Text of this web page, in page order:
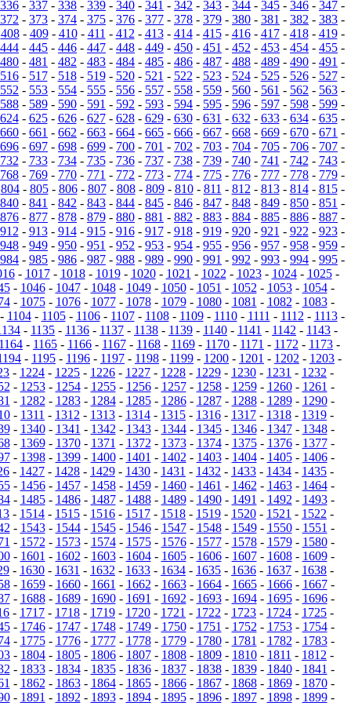
336 - 337 - 338 - 339 - 340 - 341 - 342 - 343 - 344 - 345 - 346 - 347 -
372 - 373 - 374 - 375 - 376 - 377 - 378 - 379 - 380 - 381 - 382 - 383 -
408- 409- 410- 411 - 412 - 413- 414- 415- 416- 417- 418- 419-
444 - 445 - 446 - 447 - 448 - 449 - 450 - 451 - 452 - 453 - 454 - 455 -
480 - 481 - 482 - 483 - 484 - 485 - 486 - 487 - 488 - 489 - 490 - 491 -
516- 517- 518- 519- 520- 521 - 522 - 523- 524- 525- 526- 527-
552 - 553 - 554 - 555 - 556 - 557 - 558 - 559 - 560 - 561 - 562 - 563 -
588 - 589 - 590 - 591 - 592 - 593 - 594 - 595 - 596 - 597 - 598 - 599 -
624- 625- 626- 627- 628- 629- 630- 631 - 632 - 633- 634- 635-
660 - 661 - 662 - 663 - 664 - 665 - 666 - 667 - 668 - 669 - 670 - 671 -
696 - 697 - 698 - 699 - 700 - 701 - 702 - 703 - 704 - 705 - 706 - 707 -
732 - 733- 734- 735- 736- 737- 738- 739- 740- 741 - 742 - 743-
768 - 769 - 770 - 771 - 772 - 773 - 774 - 775 - 776 - 777 - 778 - 779 -
804- 805- 806- 807- 808- 809- 810- 811 - 812 - 813- 814- 815-
840 - 841 - 842 - 843 - 844 - 845 - 846 - 847 - 848 - 849 - 850 - 851 -
876 - 877 - 878 - 879 - 880 - 881 - 882 - 883 - 884 - 885 - 886 - 887 -
912 - 913- 914- 915- 916- 917- 918- 919- 920- 921 - 922 - 923-
948 - 949 - 950 - 951 - 952 - 953 - 954 - 955 - 956 - 957 - 958 - 959 -
984 - 985 - 986 - 987 - 988 - 989 - 990 - 991 - 992 - 993 - 994 - 995 -
- 1017- 1018- 1019- 1020- 1021 - 1022 - 1023- 1024- 1025-
- 1046- 1047- 1048- 1049- 1050- 1051 - 1052 - 1053- 1054-
- 1075- 1076- 1077- 1078- 1079- 1080- 1081 - 1082 - 1083-
1104- 1105- 1106- 1107- 1108- 1109- 1110- 1111 - 1112 - 1113-
- 1135 - 1136 - 1137 - 1138 - 1139 - 1140 - 1141 - 1142 - 1143 -
- 1165 - 1166 - 1167 - 1168 - 1169 - 1170 - 1171 - 1172 - 1173 -
- 1195 - 1196 - 1197 - 1198 - 1199 - 1200 - 1201 - 1202 - 1203 -
- 1224 - 1225 - 1226 - 1227 - 1228 - 1229 - 1230 - 1231 - 1232 -
- 1253- 1254- 1255- 1256- 1257- 1258- 1259- 1260- 1261 -
- 1282 - 1283- 1284- 1285- 1286- 1287- 1288- 1289- 1290-
- 1311 - 1312 - 1313 - 1314 - 1315 - 1316 - 1317 - 1318 - 1319 -
- 1340- 1341 - 1342 - 1343- 1344- 1345- 1346- 1347- 1348-
- 1369- 1370- 1371 - 1372 - 1373- 1374- 1375- 1376- 1377-
- 1398- 1399- 1400- 1401 - 1402 - 1403- 1404- 1405- 1406-
- 1427 - 1428 - 1429 - 1430 - 1431 - 1432 - 1433 - 1434 - 1435 -
- 1456- 1457- 1458- 1459- 1460- 1461 - 1462 - 1463- 1464-
- 1485- 1486- 1487- 1488- 1489- 1490- 1491 - 1492 - 1493-
- 1514 - 1515 - 1516 - 1517 - 1518 - 1519 - 1520 - 1521 - 1522 -
- 1543- 1544- 1545- 1546- 1547- 1548- 1549- 1550- 1551 -
- 1572 - 1573- 1574- 1575- 1576- 1577- 1578- 1579- 1580-
- 1601 - 1602 - 1603- 1604- 1605- 1606- 1607- 1608- 1609-
- 1630 - 1631 - 1632 - 1633 - 1634 - 1635 - 1636 - 1637 - 1638 -
- 1659- 1660- 1661 - 1662 - 1663- 1664- 1665- 1666- 1667-
- 1688- 1689- 1690- 1691 - 1692 - 1693- 1694- 1695- 1696-
- 1717 - 1718 - 1719 - 1720 - 1721 - 1722 - 1723 - 1724 - 1725 -
- 1746- 1747- 1748- 1749- 1750- 1751 - 1752 - 1753- 1754-
- 1775- 1776- 1777- 1778- 1779- 1780- 1781 - 1782 - 1783-
- 1804 - 1805 - 1806 - 1807 - 1808 - 1809 - 1810 - 1811 - 1812 -
- 1833- 1834- 1835- 1836- 1837- 1838- 1839- 1840- 1841 -
- 1862 - 1863- 1864- 1865- 1866- 1867- 1868- 1869- 1870-
- 1891 - 1892 - 1893- 1894- 1895- 1896- 1897- 1898- 1899-